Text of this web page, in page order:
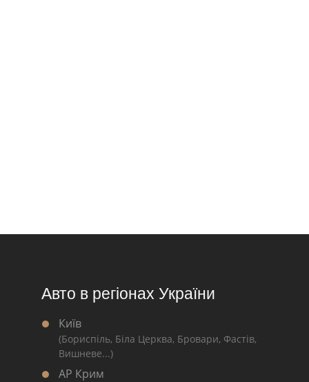
Авто в регіонах України
Київ
(Бориспіль, Біла Церква, Бровари, Фастів,
Вишневе...)
АР Крим